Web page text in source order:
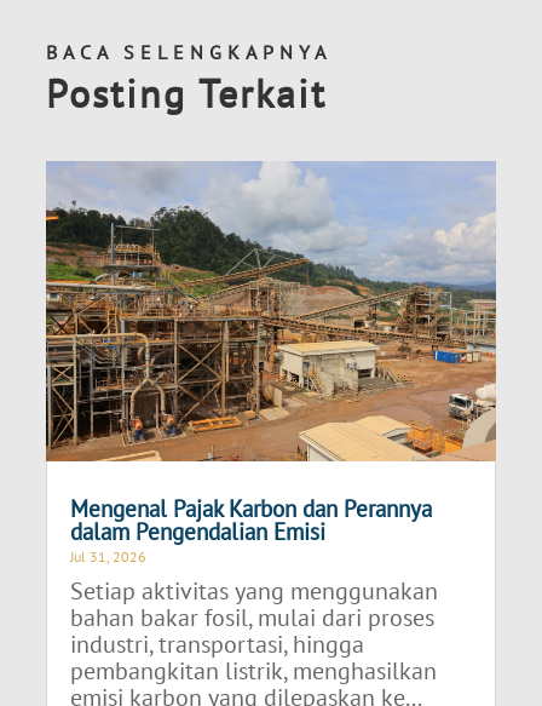
BACA SELENGKAPNYA
Posting Terkait
Mengenal Pajak Karbon dan Perannya
dalam Pengendalian Emisi
Jul 31, 2026
Setiap aktivitas yang menggunakan
bahan bakar fosil, mulai dari proses
industri, transportasi, hingga
pembangkitan listrik, menghasilkan
emisi karbon yang dilepaskan ke...